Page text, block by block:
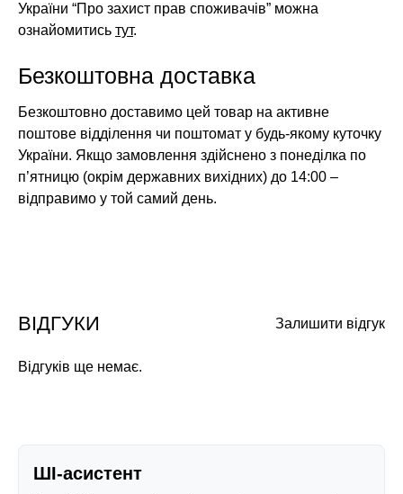
України “Про захист прав споживачів” можна
ознайомитись тут.
Безкоштовна доставка
Безкоштовно доставимо цей товар на активне
поштове відділення чи поштомат у будь-якому куточку
України. Якщо замовлення здійснено з понеділка по
п’ятницю (окрім державних вихідних) до 14:00 –
відправимо у той самий день.
Залишити відгук
ВІДГУКИ
Відгуків ще немає.
ШІ-асистент